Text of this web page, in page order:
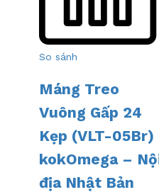
So sánh
Máng Treo
Vuông Gấp 24
Kẹp (VLT-05Br)
kokOmega –
địa Nhật Bản